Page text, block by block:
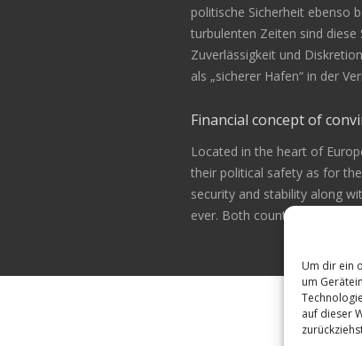
Um dir ein
um
auf dieser
politische Sicherheit ebenso
turbulenten Zeiten sind
Zuverlässigkeit und
als „sicherer Hafen“ in der
Financial concept of
Located in the heart of
their political safety as for
security and stability along
ever. Both countries are